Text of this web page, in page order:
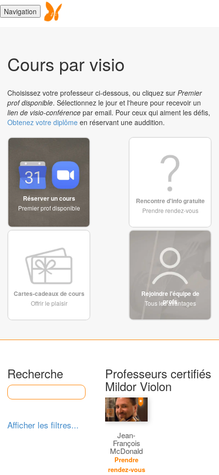
Navigation
Cours par visio
Choisissez votre professeur ci-dessous, ou cliquez sur Premier
prof disponible. Sélectionnez le jour et l'heure pour recevoir un
lien de visio-conférence par email. Pour ceux qui aiment les défis,
Obtenez votre diplôme en réservant une auddition.
Réserver un cours
Premier prof disponible
Rencontre d'info gratuite
Prendre rendez-vous
Cartes-cadeaux de cours
Offrir le plaisir
Rejoindre l'équipe de
profs
Tous les avantages
Recherche
Afficher les filtres...
Professeurs certifiés
Mildor Violon
Jean-
François
McDonald
Prendre
rendez-vous